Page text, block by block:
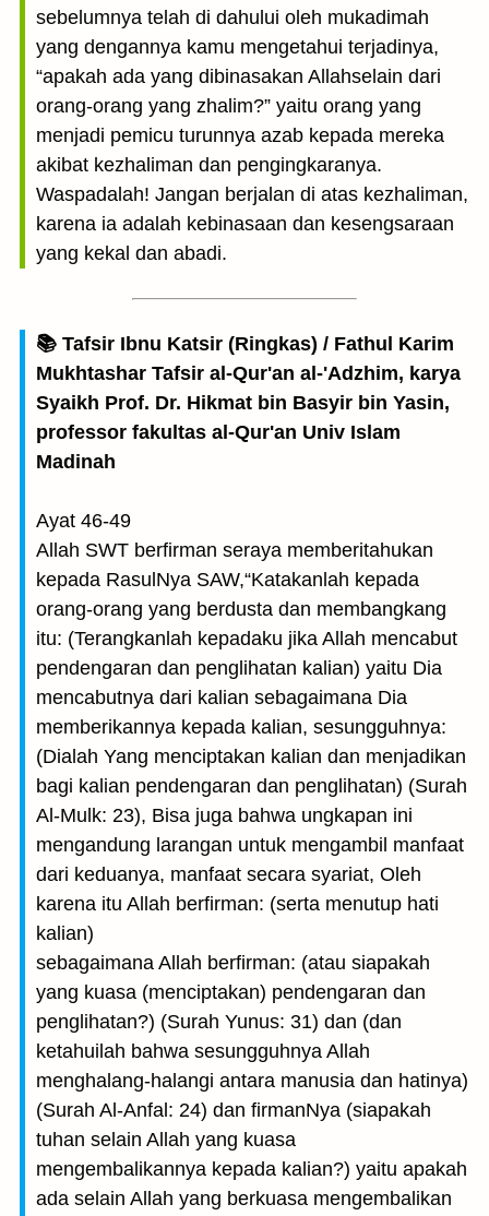
sebelumnya telah di dahului oleh mukadimah
yang dengannya kamu mengetahui terjadinya,
“apakah ada yang dibinasakan Allahselain dari
orang-orang yang zhalim?” yaitu orang yang
menjadi pemicu turunnya azab kepada mereka
akibat kezhaliman dan pengingkaranya.
Waspadalah! Jangan berjalan di atas kezhaliman,
karena ia adalah kebinasaan dan kesengsaraan
yang kekal dan abadi.
📚 Tafsir Ibnu Katsir (Ringkas) / Fathul Karim
Mukhtashar Tafsir al-Qur'an al-'Adzhim, karya
Syaikh Prof. Dr. Hikmat bin Basyir bin Yasin,
professor fakultas al-Qur'an Univ Islam
Madinah
Ayat 46-49
Allah SWT berfirman seraya memberitahukan
kepada RasulNya SAW,“Katakanlah kepada
orang-orang yang berdusta dan membangkang
itu: (Terangkanlah kepadaku jika Allah mencabut
pendengaran dan penglihatan kalian) yaitu Dia
mencabutnya dari kalian sebagaimana Dia
memberikannya kepada kalian, sesungguhnya:
(Dialah Yang menciptakan kalian dan menjadikan
bagi kalian pendengaran dan penglihatan) (Surah
Al-Mulk: 23), Bisa juga bahwa ungkapan ini
mengandung larangan untuk mengambil manfaat
dari keduanya, manfaat secara syariat, Oleh
karena itu Allah berfirman: (serta menutup hati
kalian)
sebagaimana Allah berfirman: (atau siapakah
yang kuasa (menciptakan) pendengaran dan
penglihatan?) (Surah Yunus: 31) dan (dan
ketahuilah bahwa sesungguhnya Allah
menghalang-halangi antara manusia dan hatinya)
(Surah Al-Anfal: 24) dan firmanNya (siapakah
tuhan selain Allah yang kuasa
mengembalikannya kepada kalian?) yaitu apakah
ada selain Allah yang berkuasa mengembalikan